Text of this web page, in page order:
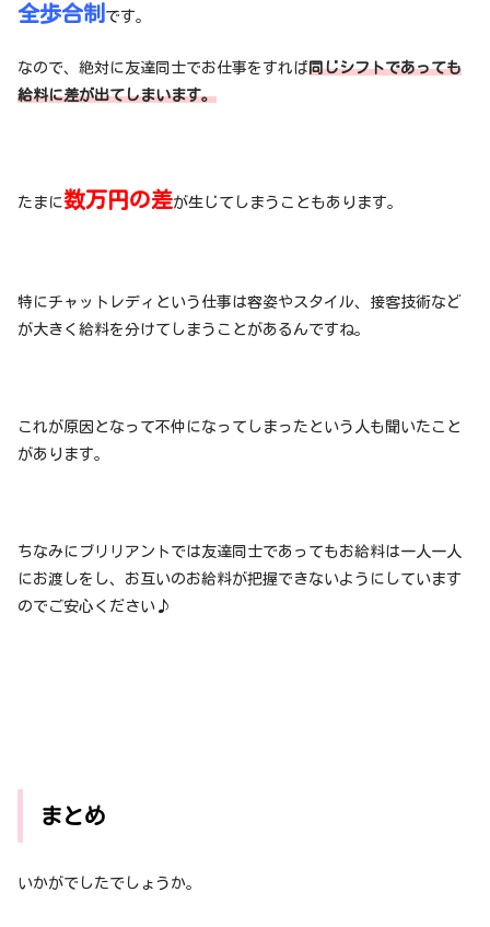
全歩合制 です。
なので、絶対に友達同士でお仕事をすれば同じシフトであっても
給料に差が出てしまいます。
たまに 数万円の差が生じてしまうこともあります。
特にチャットレディという仕事は容姿やスタイル、接客技術など
が大きく給料を分けてしまうことがあるんですね。
これが原因となって不仲になってしまったという人も聞いたこと
があります。
ちなみにブリリアントでは友達同士であってもお給料は一人一人
にお渡しをし、お互いのお給料が把握できないようにしています
のでご安心ください♪
まとめ
いかがでしたでしょうか。